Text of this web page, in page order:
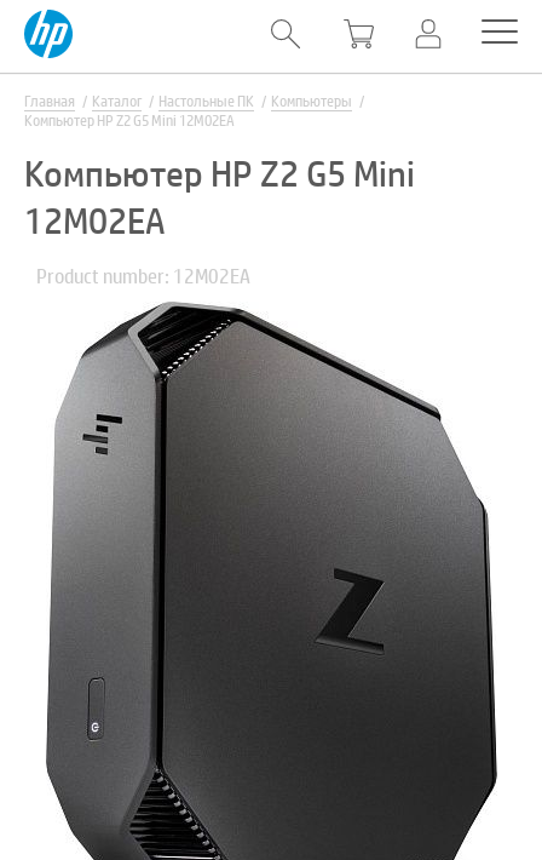
Главная Каталог Настольные ПК
Компьютеры
Компьютер HP Z2 G5 Mini 12M02EA
Компьютер HP Z2 G5 Mini
12M02EA
Product number: 12M02EA